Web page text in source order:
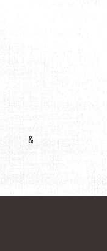
&